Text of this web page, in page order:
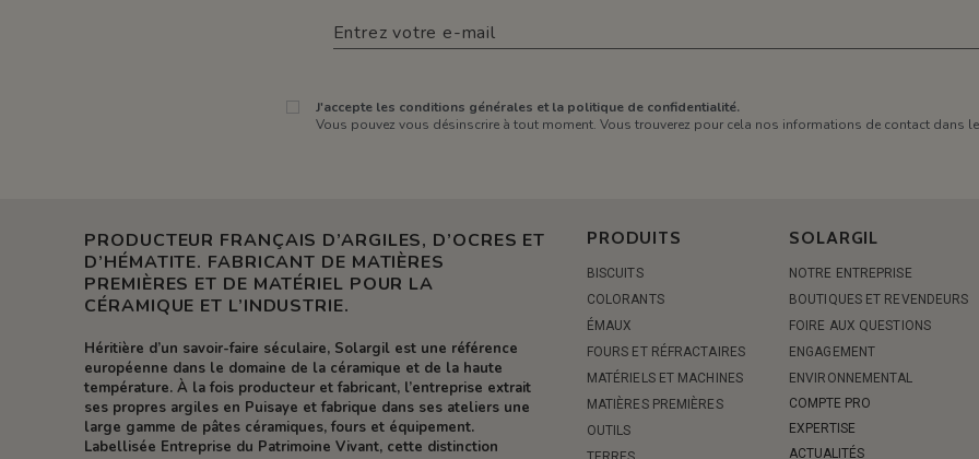
J'accepte les conditions générales et la politique de confidentialité.
Vous pouvez vous désinscrire à tout moment. Vous trouverez pour cela nos informations de contact dans
PRODUCTEUR FRANÇAIS D’ARGILES, D’OCRES ET
D’HÉMATITE. FABRICANT DE MATIÈRES
PREMIÈRES ET DE MATÉRIEL POUR LA
CÉRAMIQUE ET L’INDUSTRIE.
Héritière d’un savoir-faire séculaire, Solargil est une référence
européenne dans le domaine de la céramique et de la haute
température. À la fois producteur et fabricant, l’entreprise extrait
ses propres argiles en Puisaye et fabrique dans ses ateliers une
large gamme de pâtes céramiques, fours et équipement.
Labellisée Entreprise du Patrimoine Vivant, cette distinction
PRODUITS
BISCUITS
COLORANTS
ÉMAUX
FOURS ET RÉFRACTAIRES
MATÉRIELS ET MACHINES
MATIÈRES PREMIÈRES
OUTILS
SOLARGIL
NOTRE ENTREPRISE
BOUTIQUES ET REVENDEURS
FOIRE AUX QUESTIONS
ENGAGEMENT
ENVIRONNEMENTAL
COMPTE PRO
EXPERTISE
ACTUALITÉS